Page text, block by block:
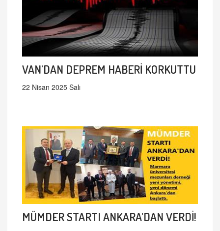
VAN'DAN DEPREM HABERİ KORKUTTU
22 Nisan 2025 Salı
MÜMDER STARTI ANKARA'DAN VERDİ!